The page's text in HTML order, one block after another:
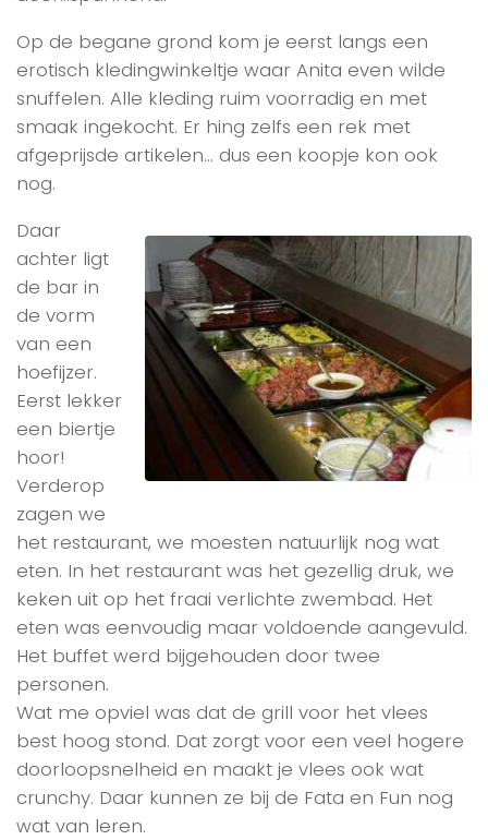
Op de begane grond kom je eerst langs een
erotisch kledingwinkeltje waar Anita even wilde
snuffelen. Alle kleding ruim voorradig en met
smaak ingekocht. Er hing zelfs een rek met
afgeprijsde artikelen… dus een koopje kon ook
nog.
Daar
achter ligt
de bar in
de vorm
van een
hoefijzer.
Eerst lekker
een biertje
hoor!
Verderop
zagen we
het restaurant, we moesten natuurlijk nog wat
eten. In het restaurant was het gezellig druk, we
keken uit op het fraai verlichte zwembad. Het
eten was eenvoudig maar voldoende aangevuld.
Het buffet werd bijgehouden door twee
personen.
Wat me opviel was dat de grill voor het vlees
best hoog stond. Dat zorgt voor een veel hogere
doorloopsnelheid en maakt je vlees ook wat
crunchy. Daar kunnen ze bij de Fata en Fun nog
wat van leren.